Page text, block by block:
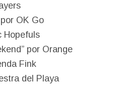
por OK Go
Hopefuls
por Orange
Fink
del Playa